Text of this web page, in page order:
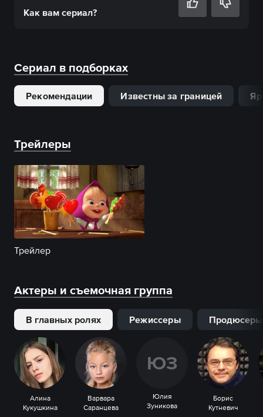
Как вам сериал?
Сериал в подборках
Рекомендации Известны за границей
Трейлеры
Трейлер
Актеры и съемочная группа
В главных ролях Режиссеры Продюсеры
Алина
Кукушкина
Варвара
Саранцева
ЮЗ
Юлия
Зуникова
Борис
Кутневич